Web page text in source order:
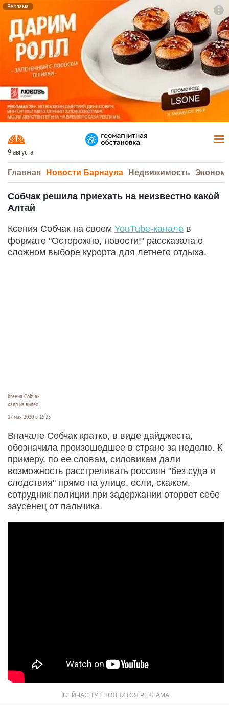
Реклама
9 августа
Главная Новости Барнаула Недвижимость
Собчак решила приехать на неизвестно какой
Алтай
Ксения Собчак на своем YouTube-канале в
формате "Осторожно, новости!" рассказала о
сложном выборе курорта для летнего отдыха.
Ксения Собчак.
кадр из видео.
17 мая 2020 в 15:33
Вначале Собчак кратко, в виде дайджеста,
обозначила произошедшее в стране за неделю. К
примеру, по ее словам, силовикам дали
возможность расстреливать россиян "без суда и
следствия" прямо на улице, если, скажем,
сотрудник полиции при задержании оторвет себе
заусенец от пальчика.